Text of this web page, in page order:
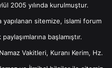
2005 yılında kurulmuştur.
sitemize, islami forum
başlamıştır.
Vakitleri, Kuranı Kerim, Hz.